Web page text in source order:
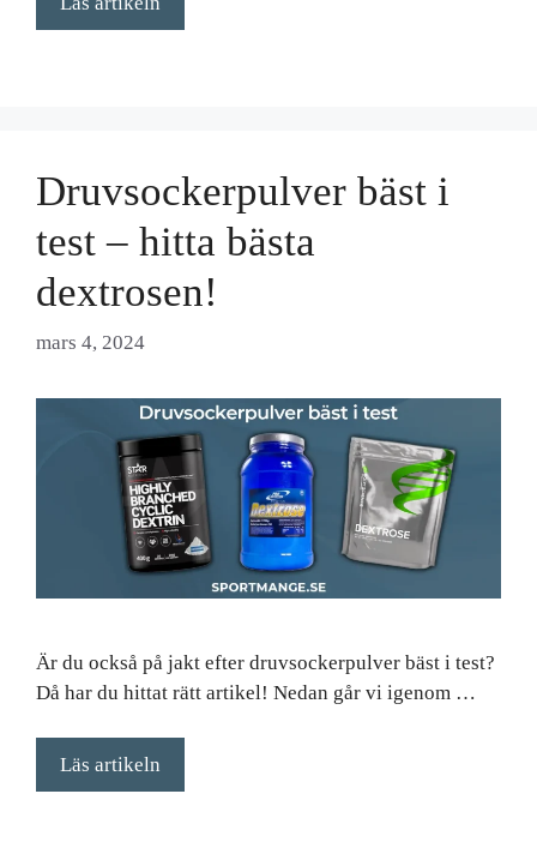
Druvsockerpulver bäst i
test – hitta bästa
dextrosen!
mars 4, 2024
Är du också på jakt efter druvsockerpulver bäst i test?
Då har du hittat rätt artikel! Nedan går vi igenom …
Läs artikeln